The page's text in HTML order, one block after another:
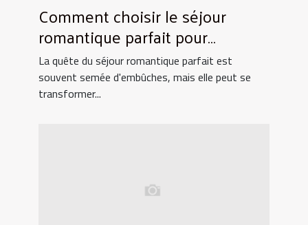
Comment choisir le séjour
romantique parfait pour
surprendre votre partenaire
La quête du séjour romantique parfait est
souvent semée d'embûches, mais elle peut se
transformer...